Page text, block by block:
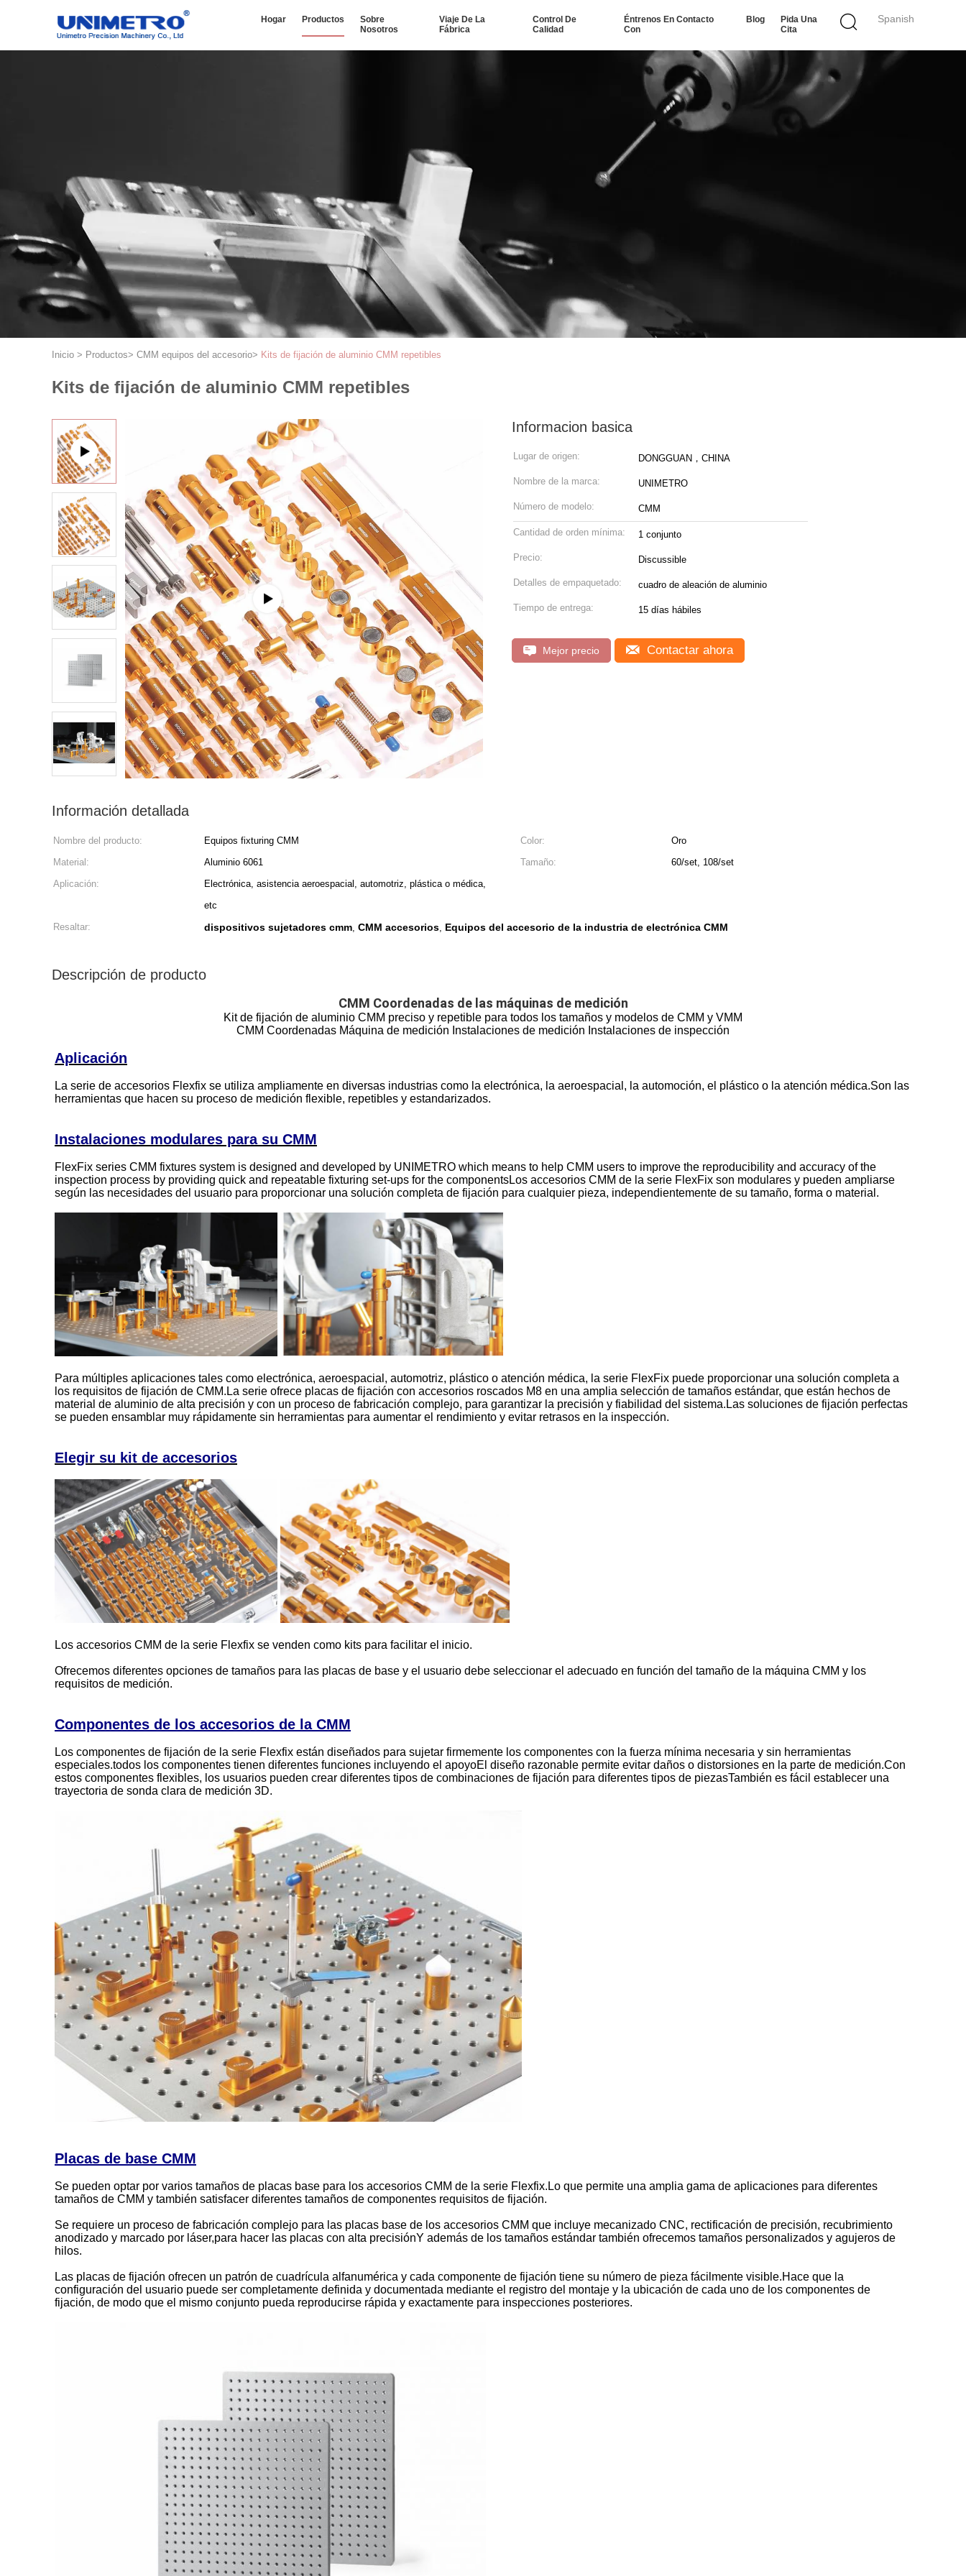
Spanish
Hogar Productos
Sobre
Nosotros
Viaje De La
Fábrica
Control De
Calidad
Éntrenos En Contacto
Con
Blog
Pida Una
Cita
Inicio > Productos> CMM equipos del accesorio> Kits de fijación de aluminio CMM repetibles
Kits de fijación de aluminio CMM repetibles
Informacion basica
Lugar de origen: DONGGUAN，CHINA
Nombre de la marca: UNIMETRO
Número de modelo: CMM
Cantidad de orden mínima: 1 conjunto
Precio: Discussible
Detalles de empaquetado: cuadro de aleación de aluminio
Tiempo de entrega: 15 días hábiles
Mejor precio Contactar ahora
Información detallada
Nombre del producto: Equipos fixturing CMM Color:
Oro
Material:
Aluminio 6061 Tamaño:
60/set, 108/set
Aplicación:
Electrónica, asistencia aeroespacial, automotriz, plástica o médica,
etc
Resaltar:
dispositivos sujetadores cmm, CMM accesorios, Equipos del accesorio de la industria de electrónica CMM
Descripción de producto
CMM Coordenadas de las máquinas de medición
Kit de fijación de aluminio CMM preciso y repetible para todos los tamaños y modelos de CMM y VMM
CMM Coordenadas Máquina de medición Instalaciones de medición Instalaciones de inspección
Aplicación
La serie de accesorios Flexfix se utiliza ampliamente en diversas industrias como la electrónica, la aeroespacial, la automoción, el plástico o la atención médica.Son las
herramientas que hacen su proceso de medición flexible, repetibles y estandarizados.
Instalaciones modulares para su CMM
FlexFix series CMM fixtures system is designed and developed by UNIMETRO which means to help CMM users to improve the reproducibility and accuracy of the
inspection process by providing quick and repeatable fixturing set-ups for the componentsLos accesorios CMM de la serie FlexFix son modulares y pueden ampliarse
según las necesidades del usuario para proporcionar una solución completa de fijación para cualquier pieza, independientemente de su tamaño, forma o material.
Para múltiples aplicaciones tales como electrónica, aeroespacial, automotriz, plástico o atención médica, la serie FlexFix puede proporcionar una solución completa a
los requisitos de fijación de CMM.La serie ofrece placas de fijación con accesorios roscados M8 en una amplia selección de tamaños estándar, que están hechos de
material de aluminio de alta precisión y con un proceso de fabricación complejo, para garantizar la precisión y fiabilidad del sistema.Las soluciones de fijación perfectas
se pueden ensamblar muy rápidamente sin herramientas para aumentar el rendimiento y evitar retrasos en la inspección.
Elegir su kit de accesorios
Los accesorios CMM de la serie Flexfix se venden como kits para facilitar el inicio.
Ofrecemos diferentes opciones de tamaños para las placas de base y el usuario debe seleccionar el adecuado en función del tamaño de la máquina CMM y los
requisitos de medición.
Componentes de los accesorios de la CMM
Los componentes de fijación de la serie Flexfix están diseñados para sujetar firmemente los componentes con la fuerza mínima necesaria y sin herramientas
especiales.todos los componentes tienen diferentes funciones incluyendo el apoyoEl diseño razonable permite evitar daños o distorsiones en la parte de medición.Con
estos componentes flexibles, los usuarios pueden crear diferentes tipos de combinaciones de fijación para diferentes tipos de piezasTambién es fácil establecer una
trayectoria de sonda clara de medición 3D.
Placas de base CMM
Se pueden optar por varios tamaños de placas base para los accesorios CMM de la serie Flexfix.Lo que permite una amplia gama de aplicaciones para diferentes
tamaños de CMM y también satisfacer diferentes tamaños de componentes requisitos de fijación.
Se requiere un proceso de fabricación complejo para las placas base de los accesorios CMM que incluye mecanizado CNC, rectificación de precisión, recubrimiento
anodizado y marcado por láser,para hacer las placas con alta precisiónY además de los tamaños estándar también ofrecemos tamaños personalizados y agujeros de
hilos.
Las placas de fijación ofrecen un patrón de cuadrícula alfanumérica y cada componente de fijación tiene su número de pieza fácilmente visible.Hace que la
configuración del usuario puede ser completamente definida y documentada mediante el registro del montaje y la ubicación de cada uno de los componentes de
fijación, de modo que el mismo conjunto pueda reproducirse rápida y exactamente para inspecciones posteriores.